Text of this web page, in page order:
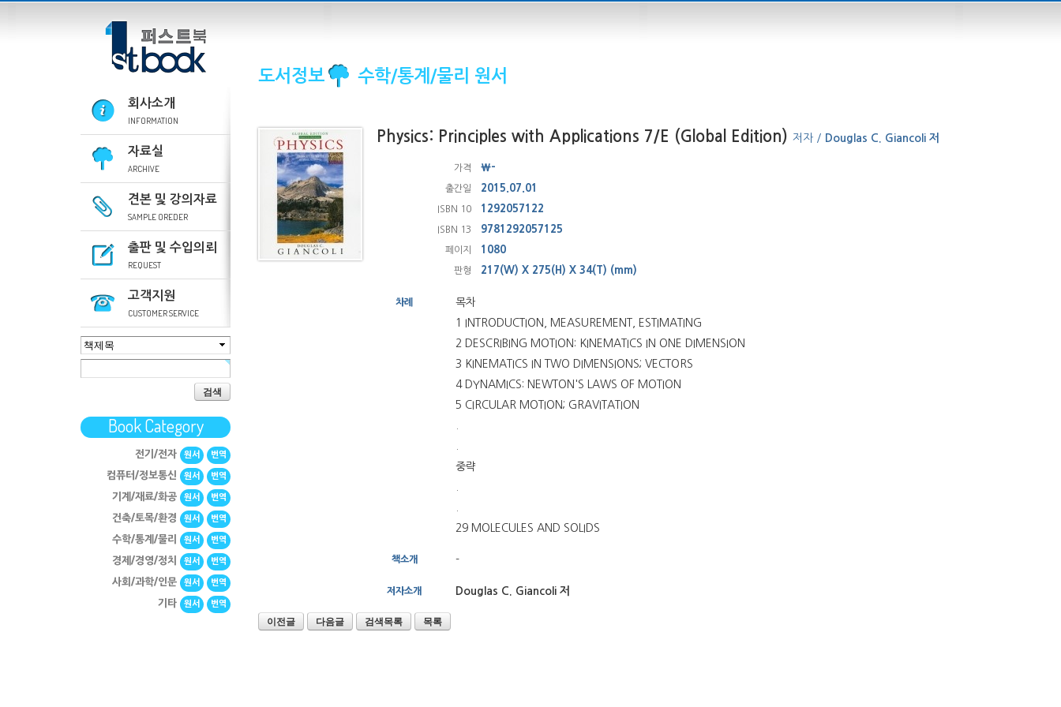
회사소개
INFORMATION
자료실
ARCHIVE
견본 및 강의자료
SAMPLE OREDER
출판 및 수입의뢰
REQUEST
고객지원
CUSTOMER SERVICE
검색
Book Category
전기/전자 원서 번역
컴퓨터/정보통신 원서 번역
기계/재료/화공 원서 번역
건축/토목/환경 원서 번역
수학/통계/물리 원서 번역
경제/경영/정치 원서 번역
사회/과학/인문 원서 번역
기타 원서 번역
도서정보 수학/통계/물리 원서
Physics: Principles with Applications 7/E (Global Edition) 저자 / Douglas C. Giancoli 저
가격 ₩-
출간일 2015.07.01
ISBN 10 1292057122
ISBN 13 9781292057125
페이지 1080
판형 217(W) X 275(H) X 34(T) (mm)
차례
목차
1 INTRODUCTION, MEASUREMENT, ESTIMATING
2 DESCRIBING MOTION: KINEMATICS IN ONE DIMENSION
3 KINEMATICS IN TWO DIMENSIONS; VECTORS
4 DYNAMICS: NEWTON'S LAWS OF MOTION
5 CIRCULAR MOTION; GRAVITATION
중략
29 MOLECULES AND SOLIDS
책소개 -
저자소개 Douglas C. Giancoli 저
이전글 다음글 검색목록 목록